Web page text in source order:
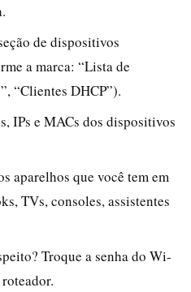
de dispositivos
a marca: “Lista de
“Clientes DHCP”).
IPs e MACs dos dispositivos
aparelhos que você tem em
TVs, consoles, assistentes
Troque a senha do Wi-